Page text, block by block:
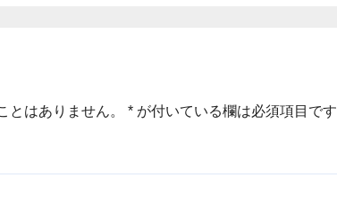
とはありません。 * が付いている欄は必須項目です